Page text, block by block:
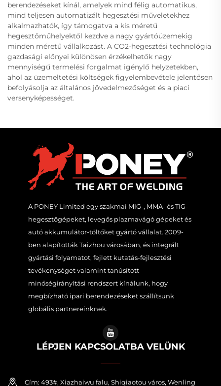
berendezéseket kínál, amelyek mind félig automatikus,
mind teljesen automatizált hegesztési műveletekhez
alkalmazhatók, így támogatva a kis méretű
hegesztőműhelyektől kezdve a nagy gyártóüzemekig
minden méretű vállalkozást. A CO2-hegesztési technológia
gazdasági előnyei különösen érzékelhetők nagy
mennyiségű termelési forgalmat igénylő helyzetekben,
ahol az üzemeltetési költségek figyelembevétele jelentősen
befolyásolja az általános jövedelmezőséget és a piaci
versenyképességet.
A PONEY Limited egy szakmai MIG-, MMA- és TIG-
hegesztőgépeket, levegős plazmavágó gépeket és
autó akkumulátor-töltőket gyártó vállalat. 2009-
ben alapították Taizhou városában, és integrált
gyártási folyamatot, fejlett kutatás-fejlesztési
tevékenységet valamint tanúsított
minőségirányítási rendszert kínálunk, hogy
megbízható ipari berendezéseket szállítsunk
globális partnereinknek.
LÉPJEN KAPCSOLATBA VELÜNK
Cím: 493#, Xiazhaiwu falu, Shiqiaotou város, Wenling